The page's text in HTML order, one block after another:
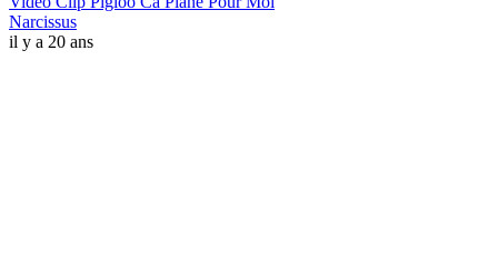
Narcissus
il y a 20 ans